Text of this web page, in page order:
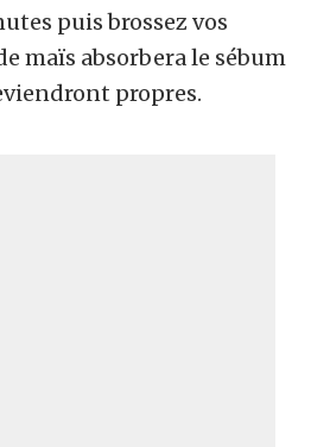
puis brossez vos
maïs absorbera le sébum
propres.